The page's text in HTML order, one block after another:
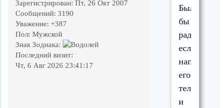
Зарегистрирован: Пт, 26 Окт 2007
Сообщений: 3190
Уважение: +387
Пол: Мужской
Знак Зодиака:
Последний визит:
Чт, 6 Авг 2026 23:41:17
Был
бы
рад
если
напишите
его
телефон
и